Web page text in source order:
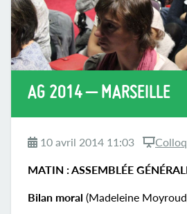
AG 2014 – MARSEILLE
10 avril 2014 11:03
MATIN : ASSEMBLÉE
Bilan moral (Madeleine